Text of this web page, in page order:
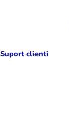
Suport clienti